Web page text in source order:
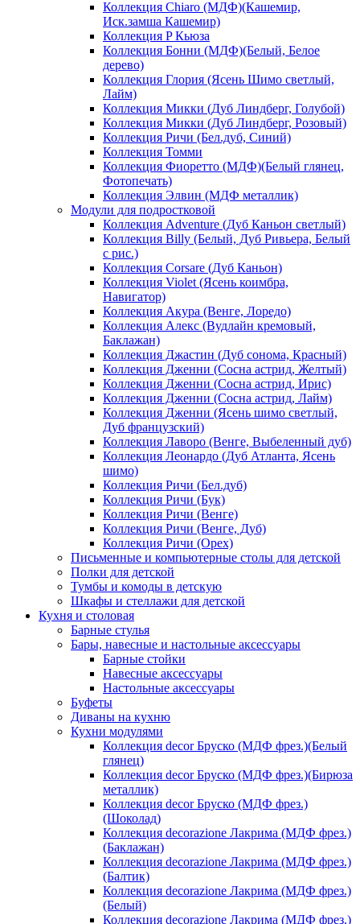
Коллекция Chiaro (МДФ)(Кашемир,
Иск.замша Кашемир)
Коллекция P Кьюза
Коллекция Бонни (МДФ)(Белый, Белое
дерево)
Коллекция Глория (Ясень Шимо светлый,
Лайм)
Коллекция Микки (Дуб Линдберг, Голубой)
Коллекция Микки (Дуб Линдберг, Розовый)
Коллекция Ричи (Бел.дуб, Синий)
Коллекция Томми
Коллекция Фиоретто (МДФ)(Белый глянец,
Фотопечать)
Коллекция Элвин (МДФ металлик)
Модули для подростковой
Коллекция Adventure (Дуб Каньон светлый)
Коллекция Billy (Белый, Дуб Ривьера, Белый
с рис.)
Коллекция Corsare (Дуб Каньон)
Коллекция Violet (Ясень коимбра,
Навигатор)
Коллекция Акура (Венге, Лоредо)
Коллекция Алекс (Вудлайн кремовый,
Баклажан)
Коллекция Джастин (Дуб сонома, Красный)
Коллекция Дженни (Cосна астрид, Желтый)
Коллекция Дженни (Cосна астрид, Ирис)
Коллекция Дженни (Cосна астрид, Лайм)
Коллекция Дженни (Ясень шимо светлый,
Дуб французский)
Коллекция Лаворо (Венге, Выбеленный дуб)
Коллекция Леонардо (Дуб Атланта, Ясень
шимо)
Коллекция Ричи (Бел.дуб)
Коллекция Ричи (Бук)
Коллекция Ричи (Венге)
Коллекция Ричи (Венге, Дуб)
Коллекция Ричи (Орех)
Письменные и компьютерные столы для детской
Полки для детской
Тумбы и комоды в детскую
Шкафы и стеллажи для детской
Кухня и столовая
Барные стулья
Бары, навесные и настольные аксессуары
Барные стойки
Навесные аксессуары
Настольные аксессуары
Буфеты
Диваны на кухню
Кухни модулями
Коллекция decor Бруско (МДФ фрез.)(Белый
глянец)
Коллекция decor Бруско (МДФ фрез.)(Бирюза
металлик)
Коллекция decor Бруско (МДФ фрез.)
(Шоколад)
Коллекция decorazione Лакрима (МДФ фрез.)
(Баклажан)
Коллекция decorazione Лакрима (МДФ фрез.)
(Балтик)
Коллекция decorazione Лакрима (МДФ фрез.)
(Белый)
Коллекция decorazione Лакрима (МДФ фрез.)